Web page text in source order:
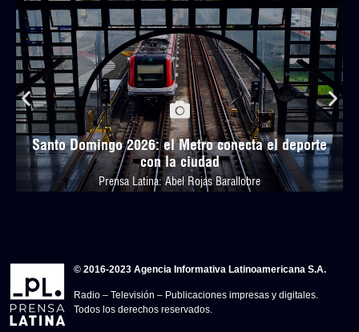
Santo Domingo 2026: el Metro conecta el deporte
con la ciudad
Prensa Latina: Abel Rojas Barallobre
© 2016-2023 Agencia Informativa Latinoamericana S.A.
Radio – Televisión – Publicaciones impresas y digitales.
Todos los derechos reservados.